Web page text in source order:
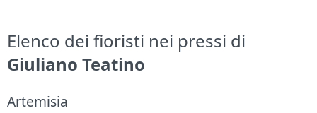
Elenco dei fioristi nei pressi di
Giuliano Teatino
Artemisia